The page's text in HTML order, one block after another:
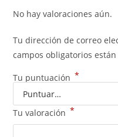
No hay valoraciones aún.
Tu dirección de correo
campos obligatorios
Tu puntuación *
Tu valoración *